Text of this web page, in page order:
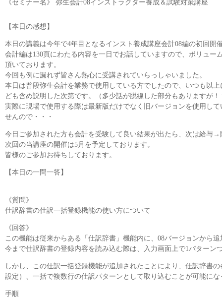
《セミナー名》 弥生会計08インストラクター養成＆試験対策講座
【本日の感想】
本日の講義は今年で4年目となるインスト養成講座会計08編の初回開
会計編は130頁にわたる内容を一日でお話していますので、ボリュー
頂いております。
今回も例に漏れず皆さん熱心に受講されていらっしゃいました。
本日は普段弥生会計を業務で使用している方でしたので、いつも以
ども含め説明した次第です。（多少話が脱線した部分もありますが！
実際に現場で使用する際は最新版だけでなく旧バージョンを使用し
せんので・・・
今日ご参加された方も会計を受験して良い結果が出たら、次は給与
次回の当講座の開催は5月を予定しております。
皆様のご参加お待ちしております。
【本日の一問一答】
《質問》
仕訳辞書の仕訳一括登録機能の使い方について
《回答》
この機能は従来からある「仕訳辞書」機能内に、08バージョンから
今まで仕訳辞書の登録内容を読み込む際は、入力画面上で1パターン
しかし、この仕訳一括登録機能が追加されたことにより、仕訳辞書
設定）、一括で複数行の仕訳パターンとして取り込むことが可能に
手順